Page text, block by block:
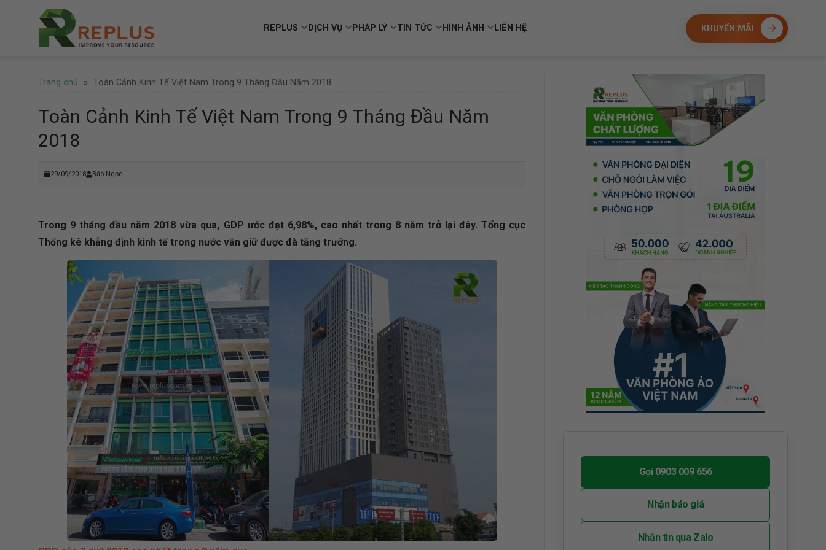
REPLUS DỊCH VỤ PHÁP LÝ TIN TỨC HÌNH ẢNH LIÊN HỆ KHUYẾN MÃI
Trang chủ » Toàn Cảnh Kinh Tế Việt Nam Trong 9 Tháng Đầu Năm 2018
Toàn Cảnh Kinh Tế Việt Nam Trong 9 Tháng Đầu Năm
2018
29/09/2018 Bảo Ngọc
Trong 9 tháng đầu năm 2018 vừa qua, GDP ước đạt 6,98%, cao nhất trong 8 năm trở lại đây. Tổng cục
Thống kê khẳng định kinh tế trong nước vẫn giữ được đà tăng trưởng.
Gọi 0903 009 656
Nhận báo giá
Nhắn tin qua Zalo